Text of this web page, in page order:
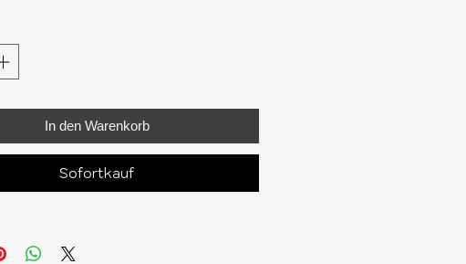
In den Warenkorb
Sofortkauf